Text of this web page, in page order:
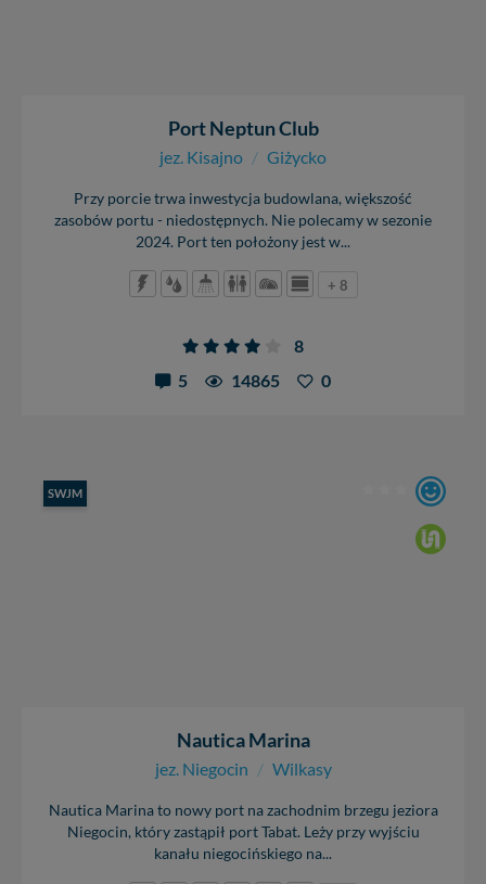
Port Neptun Club
jez. Kisajno / Giżycko
Przy porcie trwa inwestycja budowlana, większość
zasobów portu - niedostępnych. Nie polecamy w sezonie
2024. Port ten położony jest w...
+ 8
8
5
14865 0
SWJM
Nautica Marina
jez. Niegocin / Wilkasy
Nautica Marina to nowy port na zachodnim brzegu jeziora
Niegocin, który zastąpił port Tabat. Leży przy wyjściu
kanału niegocińskiego na...